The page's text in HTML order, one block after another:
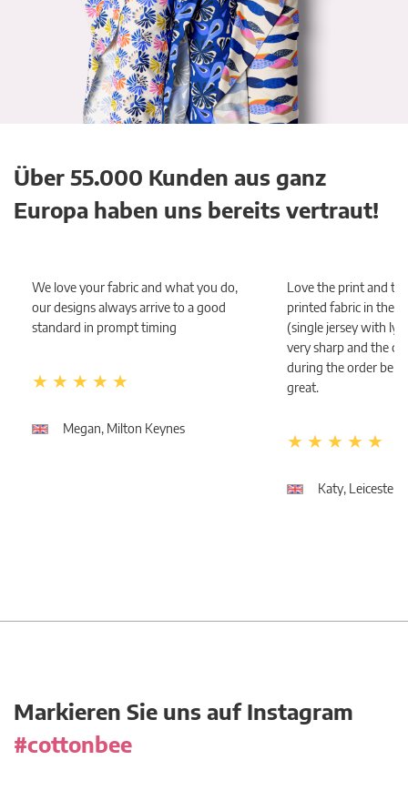
Über 55.000 Kunden aus ganz
Europa haben uns bereits vertraut!
We love your fabric and what you do,
our designs always arrive to a good
standard in prompt timing
Megan, Milton Keynes
Love the print and
printed fabric in the
(single jersey with
very sharp and the
during the order
great.
Katy, Leicester
Markieren Sie uns auf Instagram
#cottonbee